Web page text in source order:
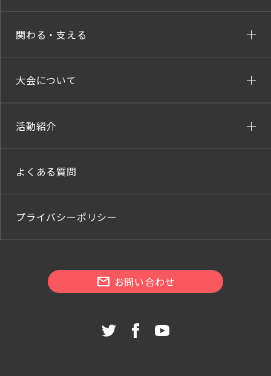
関わる・支える
大会について
活動紹介
よくある質問
プライバシーポリシー
お問い合わせ